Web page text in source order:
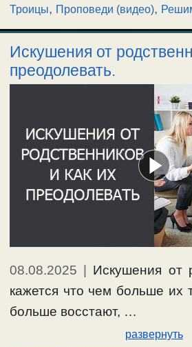
Троицы, Проповеди (видео),
Искушения от
преодолевать.
08.08.2025 | Искушения от
кажется что чем больше их
больше восстают, …
развернуть